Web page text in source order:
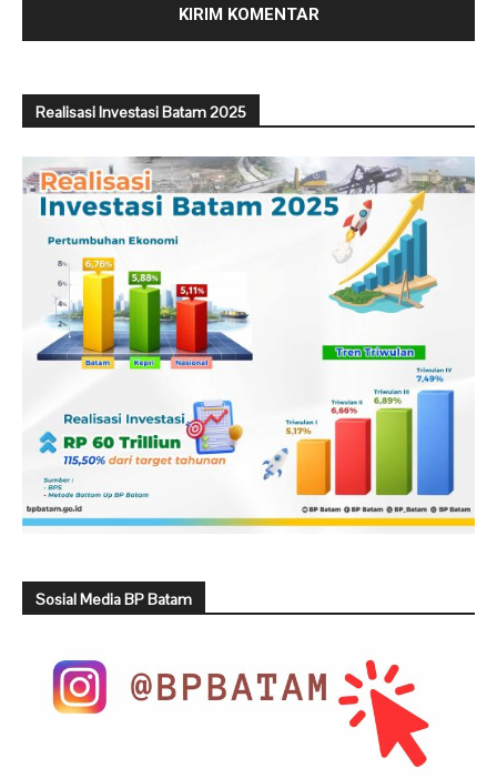
Realisasi Investasi Batam 2025
Sosial Media BP Batam